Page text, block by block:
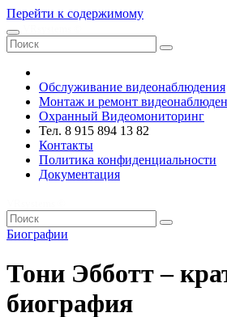
Перейти к содержимому
Обслуживание видеонаблюдения
Монтаж и ремонт
Охранный Видеомониторинг
Тел. 8 915 894 13 82
Контакты
Политика конфиденциальности
Документация
Биографии
Тони Эбботт –
биография